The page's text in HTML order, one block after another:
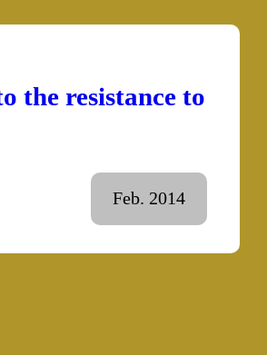
the resistance to
Feb. 2014